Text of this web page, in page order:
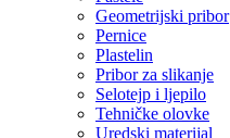
Geometrijski pribor
Pernice
Plastelin
Pribor za slikanje
Selotejp i ljepilo
Tehničke olovke
Uredski materijal